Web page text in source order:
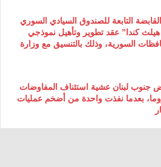
التابعة للصندوق السيادي السوري
كندا” عقد تطوير وتأهيل نموذجي
السورية، وذلك بالتنسيق مع وزارة
جنوب لبنان عشية استئناف المفاوضات
روما، بعدما نفذت واحدة من أضخم عمليات